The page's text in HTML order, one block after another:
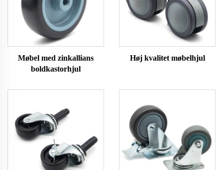
Møbel med zinkallians
boldkastorhjul
Høj kvalitet møbelhjul